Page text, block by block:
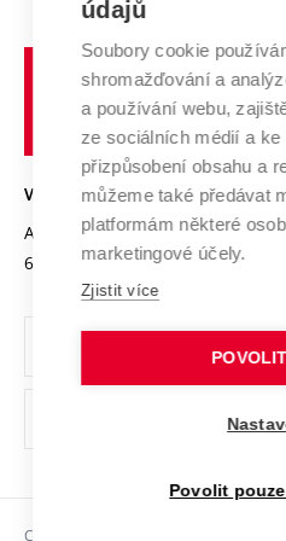
Systém zajišťování kvality
Výzkumné infrastruktury
Transfer znalostí
Open Science
Projekty
Projekty ze strukturálních fondů
Specifický výzkum
Zahraniční spolupráce
Spolupráce se školami
Služby univerzity
Mezinárodní dohody
Univerzitní sítě
Profil univerzity
Udržitelná univerzita
Podnikavá univerzita / ContriBUTe
Bezpečná univerzita
Vyznamenání
Organizační struktura
Ochrana osobních údajů
odkaz)
VYSOKÉ UČENÍ TECHNICKÉ V
Antonínská 548/1
602 00 Brno
Copyright © 2026 VUT
údajů
Soubory cookie
shromažďování a
a používání webu,
ze sociálních médií a ke
přizpůsobení obsahu a
můžeme také předávat
platformám některé
marketingové účely.
Zjistit více
Povolit